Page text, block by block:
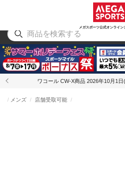
メガスポーツ公式オンライン
アウトドア
ワコール CW-X商品 2026年10月1
メンズ 店舗受取可能